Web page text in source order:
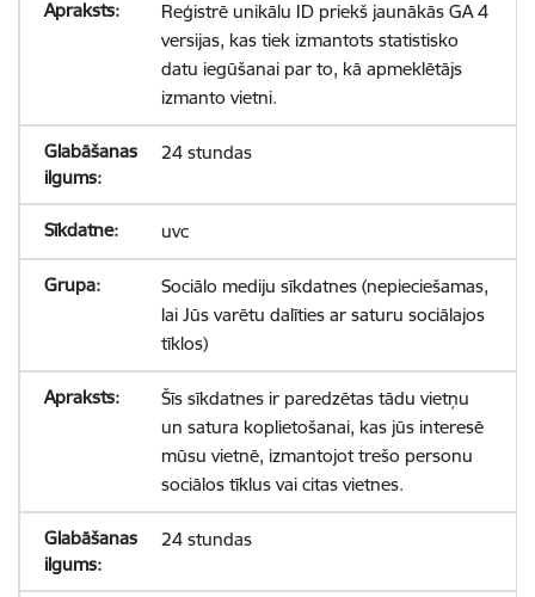
Reģistrē unikālu ID priekš jaunākās GA 4
versijas, kas tiek izmantots statistisko
datu iegūšanai par to, kā apmeklētājs
izmanto vietni.
24 stundas
uvc
Sociālo mediju sīkdatnes (nepieciešamas,
lai Jūs varētu dalīties ar saturu sociālajos
tīklos)
Šīs sīkdatnes ir paredzētas tādu vietņu
un satura koplietošanai, kas jūs interesē
mūsu vietnē, izmantojot trešo personu
sociālos tīklus vai citas vietnes.
24 stundas